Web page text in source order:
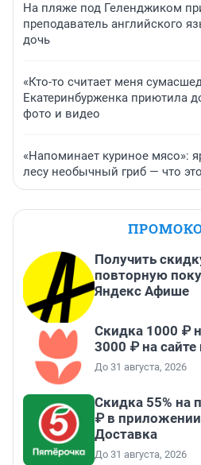
На пляже под Геленджиком
преподаватель английского
дочь
«Кто-то считает меня
Екатеринбурженка приютила
фото и видео
«Напоминает куриное мясо»:
лесу необычный гриб — что это
Получить
повторную
Яндекс Афише
Скидка 1000 ₽
3000 ₽ на
До 31 августа, 2026
Скидка 55% на
₽ в
Доставка
До 31 августа, 2026